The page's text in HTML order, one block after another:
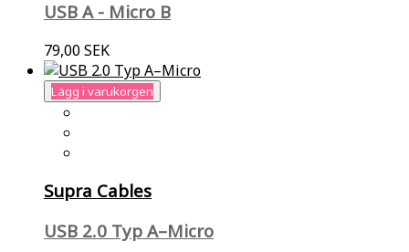
USB A - Micro B
79,00 SEK
Lägg i varukorgen
Supra Cables
USB 2.0 Typ A–Micro